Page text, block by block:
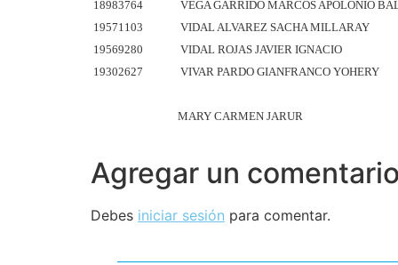
18983764
VEGA GARRIDO MARCOS APOLONIO
19571103
VIDAL ALVAREZ SACHA MILLARAY
19569280
VIDAL ROJAS JAVIER IGNACIO
19302627
VIVAR PARDO GIANFRANCO YOHERY
MARY CARMEN JARUR
Agregar un comentario
Debes iniciar sesión para comentar.